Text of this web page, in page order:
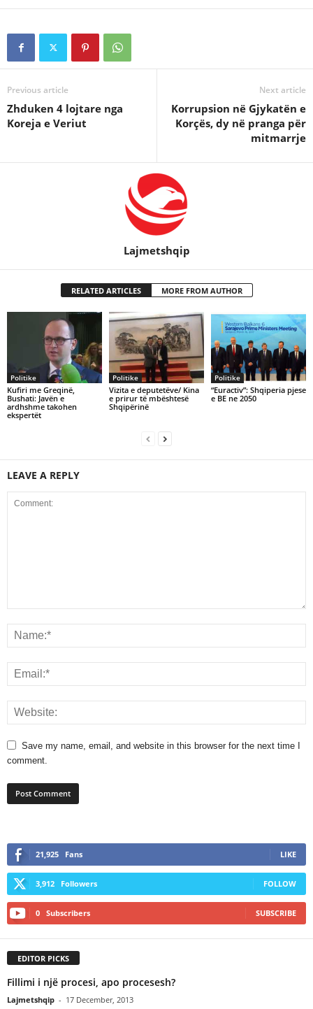
Previous article
Zhduken 4 lojtare nga
Koreja e Veriut
Next article
Korrupsion në Gjykatën e
Korçës, dy në pranga për
mitmarrje
Lajmetshqip
RELATED ARTICLES MORE FROM AUTHOR
Politike
Kufiri me Greqinë,
Bushati: Javën e
ardhshme takohen
ekspertët
Politike
Vizita e deputetëve/ Kina
e prirur të mbështesë
Shqipërinë
Politike
“Euractiv”: Shqiperia pjese
e BE ne 2050
LEAVE A REPLY
Save my name, email, and website in this browser for the next time I
comment.
21,925 Fans LIKE
3,912 Followers FOLLOW
0 Subscribers SUBSCRIBE
EDITOR PICKS
Fillimi i një procesi, apo procesesh?
Lajmetshqip - 17 December, 2013